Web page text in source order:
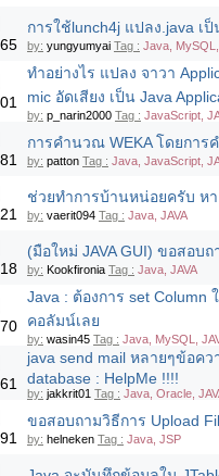
การใช้lunch4j แปลง.java เ
by: yungyumyai Tag : Java,
ทำอย่างไร แปลง จาวา
mic อัดเสียง เป็น Java
by: p_narin2000 Tag : JavaScript,
การคำนวณ WEKA โดยกา
by: patton Tag : Java, JavaScript,
ช่วยทำการบ้านหน่อยครับ ห
by: vaerit094 Tag : Java, JAVA
(มือใหม่ JAVA GUI) ขอสอบ
by: Kookfironia Tag : Java, JAVA
Java : ต้องการ set
คอลัมน์เลย
by: wasin45 Tag : Java, MySQL,
java send mail หลายๆข้อค
database : HelpMe !!!!
by: jakkrit01 Tag : Java, Oracle,
ขอสอบถามวิธีการ Upload
by: helneken Tag : Java, JSP